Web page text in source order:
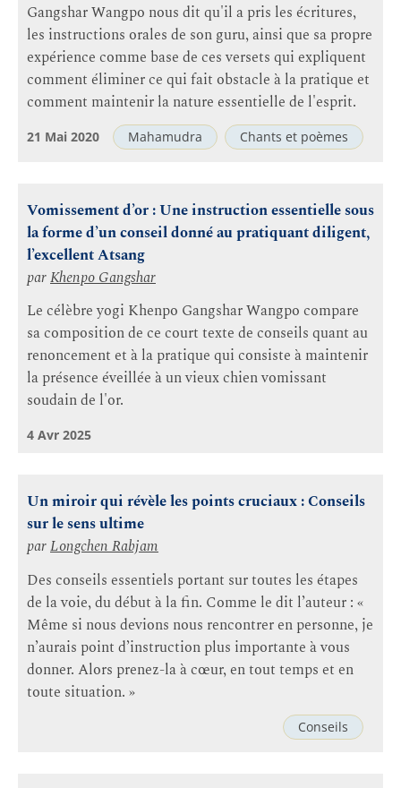
Gangshar Wangpo nous dit qu'il a pris les écritures,
les instructions orales de son guru, ainsi que sa propre
expérience comme base de ces versets qui expliquent
comment éliminer ce qui fait obstacle à la pratique et
comment maintenir la nature essentielle de l'esprit.
Mahamudra Chants et poèmes
21 Mai 2020
Vomissement d’or : Une instruction essentielle sous
la forme d’un conseil donné au pratiquant diligent,
l’excellent Atsang
parKhenpo Gangshar
Le célèbre yogi Khenpo Gangshar Wangpo compare
sa composition de ce court texte de conseils quant au
renoncement et à la pratique qui consiste à maintenir
la présence éveillée à un vieux chien vomissant
soudain de l'or.
4 Avr 2025
Un miroir qui révèle les points cruciaux : Conseils
sur le sens ultime
parLongchen Rabjam
Des conseils essentiels portant sur toutes les étapes
de la voie, du début à la fin. Comme le dit l’auteur : «
Même si nous devions nous rencontrer en personne, je
n’aurais point d’instruction plus importante à vous
donner. Alors prenez-la à cœur, en tout temps et en
toute situation. »
Conseils